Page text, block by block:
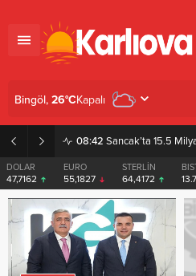
08:42 Sancak’ta 15.5
DOLAR
47,7162
EURO
55,1827
STERLİN
64,4172
Bingöl, 26°CKapalı